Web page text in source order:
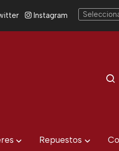
Instagram
Repuestos